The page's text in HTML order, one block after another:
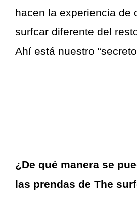
hacen la experiencia de
surfcar diferente del
Ahí está nuestro
¿De qué manera se
las prendas de The